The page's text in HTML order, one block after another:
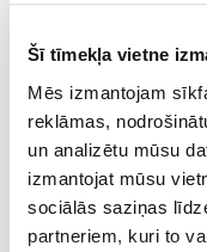
Šī tīmekļa vietne
Mēs izmantojam
reklāmas,
un analizētu mūsu
izmantojat mūsu
sociālās saziņas
partneriem, kuri to
goli.